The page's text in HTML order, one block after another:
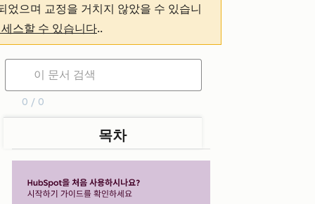
으며 교정을 거치지 않았을 수 있습니
스할 수 있습니다..
0 / 0
목차